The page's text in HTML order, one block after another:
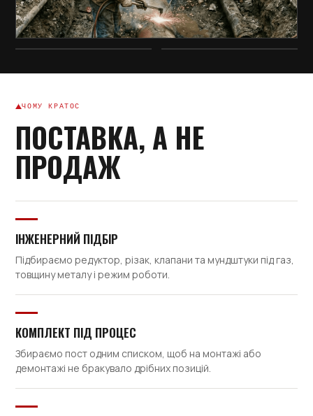
ЧОМУ КРАТОС
ПОСТАВКА, А НЕ
ПРОДАЖ
ІНЖЕНЕРНИЙ ПІДБІР
Підбираємо редуктор, різак, клапани та мундштуки під газ,
товщину металу і режим роботи.
КОМПЛЕКТ ПІД ПРОЦЕС
Збираємо пост одним списком, щоб на монтажі або
демонтажі не бракувало дрібних позицій.